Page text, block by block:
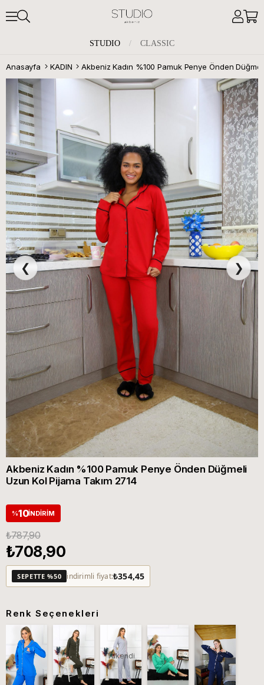
STUDIO / CLASSIC
Anasayfa KADIN
❮ ❯
Akbeniz Kadın %100 Pamuk Penye Önden Düğmeli
Uzun Kol Pijama Takım 2714
%10İNDIRIM
₺787,90
₺708,90
SEPETTE %50 indirimli fiyat:₺354,45
Renk Seçenekleri
Tükendi